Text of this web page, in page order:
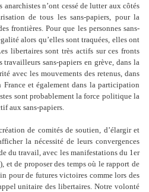
anarchistes n’ont cessé de lutter aux côtés
de tous les sans-papiers, pour la
frontières. Pour que les personnes sans-
alors qu’elles sont traquées, elles ont
libertaires sont très actifs sur ces fronts
sans-papiers en grève, dans la
avec les mouvements des retenus, dans
et également dans la participation
sont probablement la force politique la
aux sans-papiers.
de comités de soutien, d’élargir et
la nécessité de leurs convergences
du travail, avec les manifestations du 1er
et de proposer des temps où le rapport de
pour de futures victoires comme lors des
unitaire des libertaires. Notre volonté